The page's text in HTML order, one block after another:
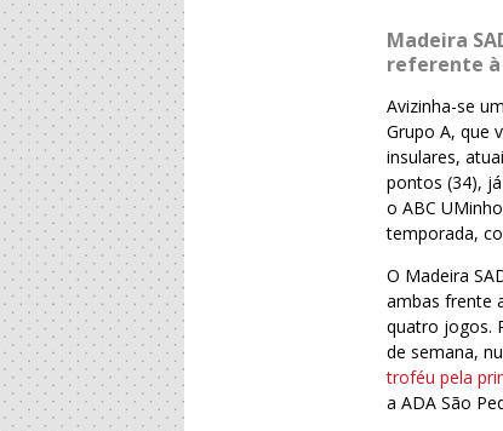
Madeira
referente à
Avizinha-se
Grupo A, que
insulares,
pontos (34),
o ABC
temporada,
O Madeira
ambas frente
quatro jogos.
de semana,
troféu pela
a ADA São